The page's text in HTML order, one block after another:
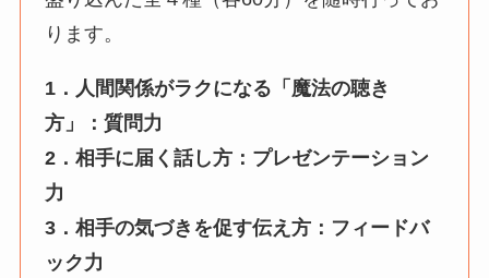
ります。
1．人間関係がラクになる「魔法の聴き
方」：質問力
2．相手に届く話し方：プレゼンテーション
力
3．相手の気づきを促す伝え方：フィードバ
ック力